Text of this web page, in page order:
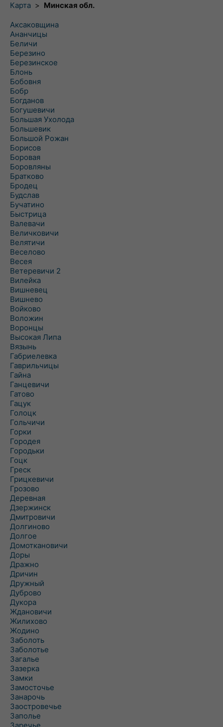
Карта > Минская обл.
Аксаковщина
Ананчицы
Беличи
Березино
Березинское
Блонь
Бобовня
Бобр
Богданов
Богушевичи
Большая Ухолода
Большевик
Большой Рожан
Борисов
Боровая
Боровляны
Братково
Бродец
Будслав
Бучатино
Быстрица
Валевачи
Величковичи
Велятичи
Веселово
Весея
Ветеревичи 2
Вилейка
Вишневец
Вишнево
Войково
Воложин
Воронцы
Высокая Липа
Вязынь
Габриелевка
Гаврильчицы
Гайна
Ганцевичи
Гатово
Гацук
Голоцк
Гольчичи
Горки
Городея
Городьки
Гоцк
Греск
Грицкевичи
Грозово
Деревная
Дзержинск
Дмитровичи
Долгиново
Долгое
Домоткановичи
Доры
Дражно
Дричин
Дружный
Дуброво
Дукора
Ждановичи
Жилихово
Жодино
Заболоть
Заболотье
Загалье
Зазерка
Замки
Замосточье
Занарочь
Заостровечье
Заполье